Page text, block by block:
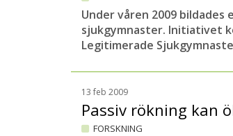
Under våren 2009
sjukgymnaster. Initiativet
Legitimerade
13 feb 2009
Passiv rökning kan
FORSKNING